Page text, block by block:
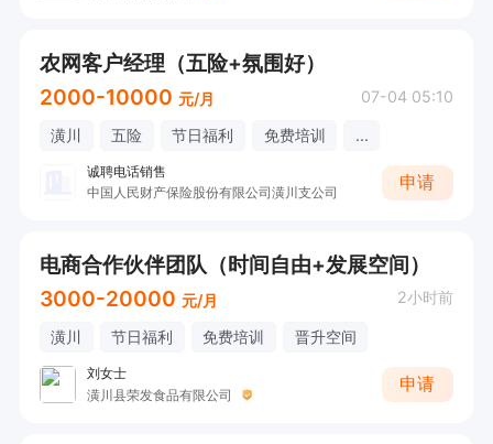
农网客户经理（五险+氛围好）
2000-10000 元/月 07-04 05:10
潢川 五险 节日福利 免费培训 ...
诚聘电话销售
中国人民财产保险股份有限公司潢川支公司
申请
电商合作伙伴团队（时间自由+发展空间）
3000-20000 元/月 2小时前
潢川 节日福利 免费培训 晋升空间
刘女士
潢川县荣发食品有限公司
申请